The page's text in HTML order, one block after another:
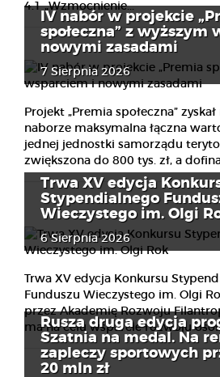
4.1 „Wzmocnienie...
IV nabór w projekcie
społeczna” z wyższym
nowymi zasadami
7 Sierpnia 2026
Projekt „Premia społeczna”
naborze maksymalna łączna
jednej jednostki samorządu
zwiększona do 800 tys. zł, a
Trwa XV edycja
Stypendialnego
Wieczystego im. Olgi
6 Sierpnia 2026
Trwa XV edycja Konkursu
Funduszu Wieczystego im. Olgi
przez Akademię Rozwoju
ma na celu wsparcie rozwoju
Rusza druga edycja
Szatnia na medal. Na
zapleczy sportowych
20 mln zł